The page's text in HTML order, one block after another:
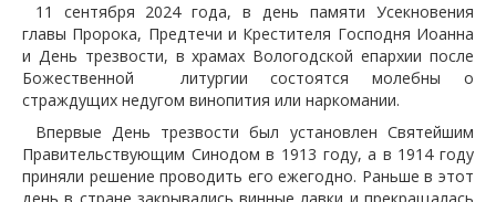
11 сентября 2024 года, в день памяти Усекновения
главы Пророка, Предтечи и Крестителя Господня Иоанна
и День трезвости, в храмах Вологодской епархии после
Божественной литургии состоятся молебны о
страждущих недугом винопития или наркомании.
Впервые День трезвости был установлен Святейшим
Правительствующим Синодом в 1913 году, а в 1914 году
приняли решение проводить его ежегодно. Раньше в этот
день в стране закрывались винные лавки и прекращалась